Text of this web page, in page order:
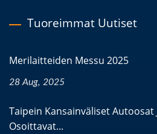
Tuoreimmat Uutiset
Merilaitteiden Messu 2025
28 Aug, 2025
Taipein Kansainväliset Autoosat
Osoittavat...